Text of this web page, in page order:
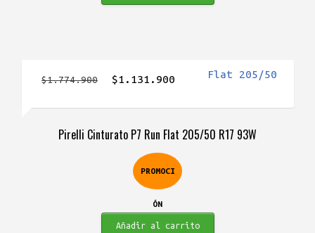
Pirelli Cinturato P7 Run Flat 205/50 R17 93W
PROMOCI
ÓN
$1.774.900
El
era:
$1.774.900.
$1.131.900El
es:
$1.131.900.
Añadir al carrito